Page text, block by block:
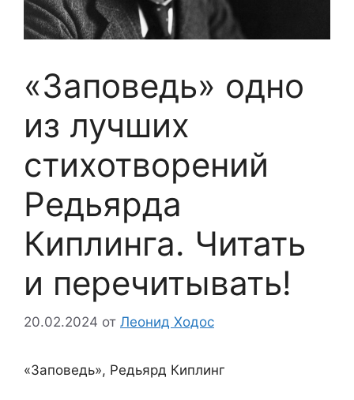
«Заповедь» одно
из лучших
стихотворений
Редьярда
Киплинга. Читать
и перечитывать!
20.02.2024 от Леонид Ходос
«Заповедь», Редьярд Киплинг